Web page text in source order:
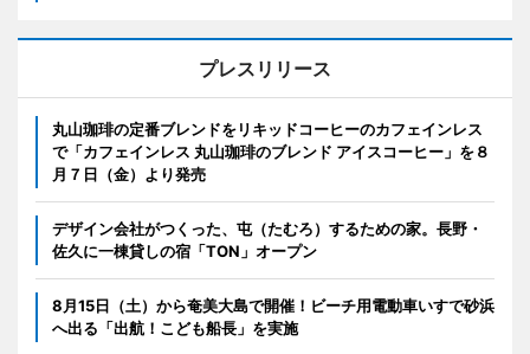
プレスリリース
丸山珈琲の定番ブレンドをリキッドコーヒーのカフェインレス
で「カフェインレス 丸山珈琲のブレンド アイスコーヒー」を８
月７日（金）より発売
デザイン会社がつくった、屯（たむろ）するための家。長野・
佐久に一棟貸しの宿「TON」オープン
8月15日（土）から奄美大島で開催！ビーチ用電動車いすで砂浜
へ出る「出航！こども船長」を実施